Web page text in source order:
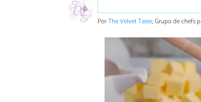
PorThe Velvet Taste, Grupo de chefs